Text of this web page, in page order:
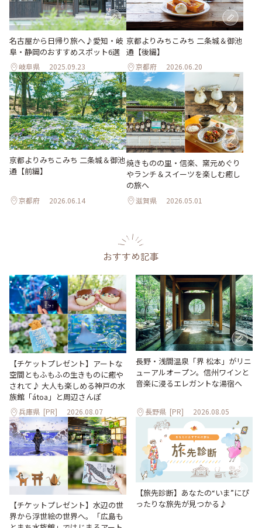
名古屋から日帰り旅へ♪愛知・岐
阜・静岡のおすすめスポット6選
岐阜県 2025.09.23
京都よりみちこみち 二条城＆御池
通【後編】
京都府 2026.06.20
京都よりみちこみち 二条城＆御池
通【前編】
京都府 2026.06.14
焼きものの里・信楽、窯元めぐり
やランチ＆スイーツを楽しむ癒し
の旅へ
滋賀県 2026.05.01
おすすめ記事
【チケットプレゼント】アートな
空間ともふもふの生きものに癒や
されて♪ 大人も楽しめる神戸の水
族館「átoa」と周辺さんぽ
兵庫県 [PR] 2026.08.07
長野・浅間温泉「界 松本」がリニ
ューアルオープン。信州ワインと
音楽に浸るエレガントな湯宿へ
長野県 [PR] 2026.08.05
【チケットプレゼント】水辺の世
界から浮世絵の世界へ。「広島も
【旅先診断】あなたの“いま”にぴ
ったりな旅先が見つかる♪